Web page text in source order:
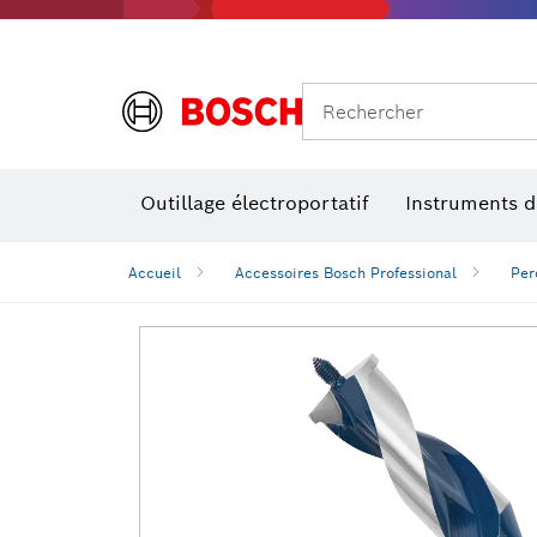
Rechercher
Outillage électroportatif Instruments
Accueil Accessoires Bosch Professional